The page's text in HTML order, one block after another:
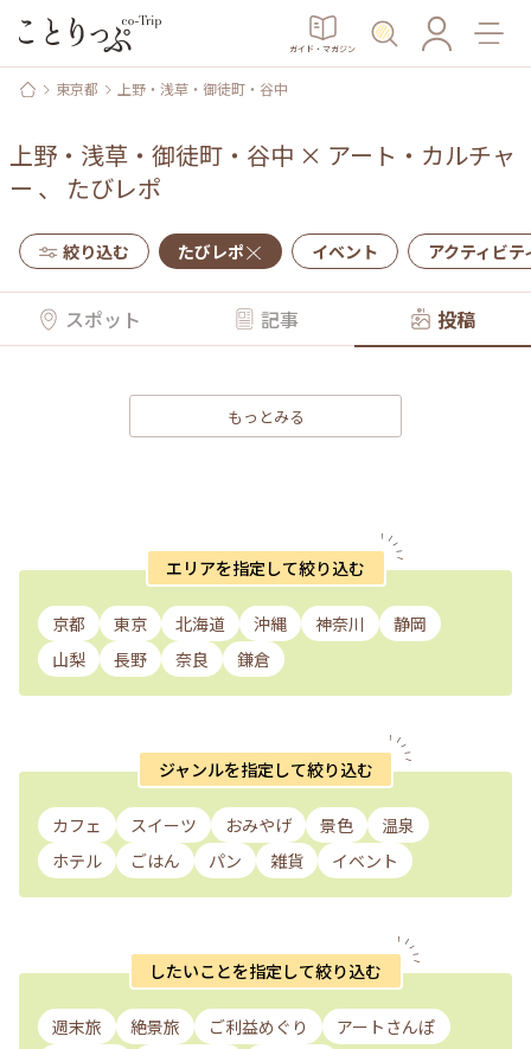
ガイド・マガジン
東京都 上野・浅草・御徒町・谷中
上野・浅草・御徒町・谷中 × アート・カルチャ
ー 、 たびレポ
絞り込む たびレポ イベント アクティビテ
スポット 記事 投稿
もっとみる
エリアを指定して絞り込む
京都 東京 北海道 沖縄 神奈川
静岡
山梨
長野 奈良 鎌倉
ジャンルを指定して絞り込む
カフェ スイーツ おみやげ 景色
温泉
ホテル
ごはん パン 雑貨 イベント
したいことを指定して絞り込む
週末旅 絶景旅 ご利益めぐり
アートさんぽ